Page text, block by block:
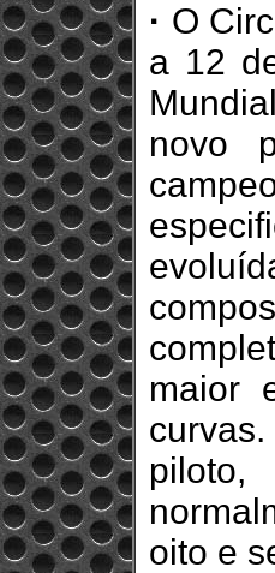
· O
a 12
novo
maior
piloto,
oito e